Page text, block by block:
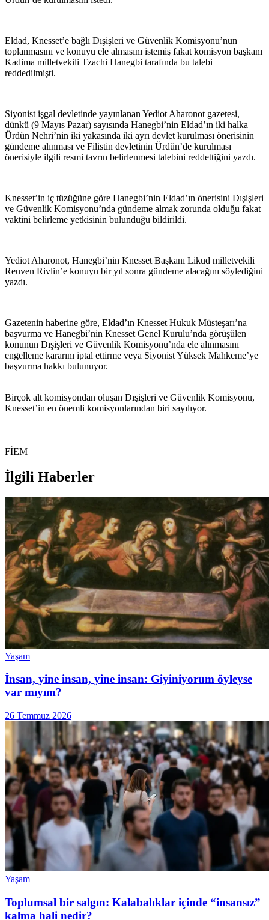
Eldad, Knesset’e bağlı Dışişleri ve Güvenlik Komisyonu’nun
toplanmasını ve konuyu ele almasını istemiş fakat komisyon başkanı
Kadima milletvekili Tzachi Hanegbi tarafında bu talebi
reddedilmişti.
Siyonist işgal devletinde yayınlanan Yediot Aharonot gazetesi,
dünkü (9 Mayıs Pazar) sayısında Hanegbi’nin Eldad’ın iki halka
Ürdün Nehri’nin iki yakasında iki ayrı devlet kurulması önerisinin
gündeme alınması ve Filistin devletinin Ürdün’de kurulması
önerisiyle ilgili resmi tavrın belirlenmesi talebini reddettiğini yazdı.
Knesset’in iç tüzüğüne göre Hanegbi’nin Eldad’ın önerisini Dışişleri
ve Güvenlik Komisyonu’nda gündeme almak zorunda olduğu fakat
vaktini belirleme yetkisinin bulunduğu bildirildi.
Yediot Aharonot, Hanegbi’nin Knesset Başkanı Likud milletvekili
Reuven Rivlin’e konuyu bir yıl sonra gündeme alacağını söylediğini
yazdı.
Gazetenin haberine göre, Eldad’ın Knesset Hukuk Müsteşarı’na
başvurma ve Hanegbi’nin Knesset Genel Kurulu’nda görüşülen
konunun Dışişleri ve Güvenlik Komisyonu’nda ele alınmasını
engelleme kararını iptal ettirme veya Siyonist Yüksek Mahkeme’ye
başvurma hakkı bulunuyor.
Birçok alt komisyondan oluşan Dışişleri ve Güvenlik Komisyonu,
Knesset’in en önemli komisyonlarından biri sayılıyor.
FİEM
İlgili Haberler
Yaşam
İnsan, yine insan, yine insan: Giyiniyorum öyleyse
var mıyım?
26 Temmuz 2026
Yaşam
Toplumsal bir salgın: Kalabalıklar içinde “insansız”
kalma hali nedir?